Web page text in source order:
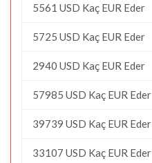
5561 USD Kaç EUR Eder
5725 USD Kaç EUR Eder
2940 USD Kaç EUR Eder
57985 USD Kaç EUR Eder
39739 USD Kaç EUR Eder
33107 USD Kaç EUR Eder